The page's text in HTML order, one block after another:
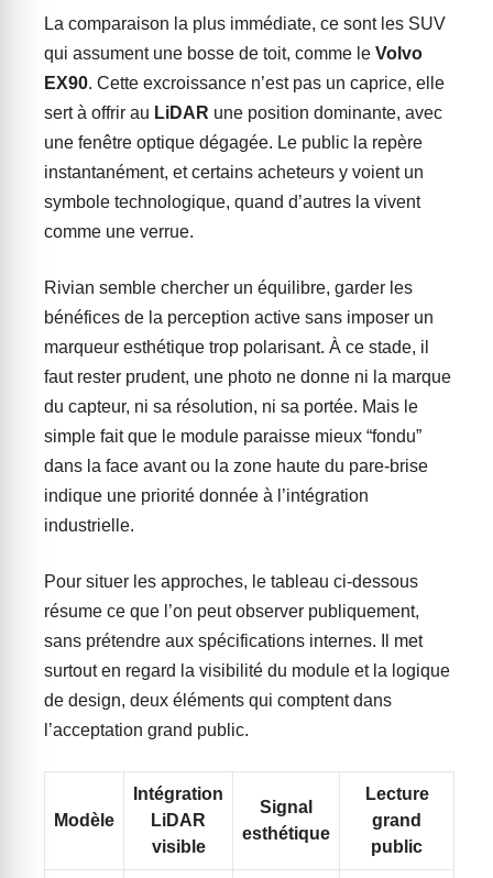
La comparaison la plus immédiate, ce sont les SUV
qui assument une bosse de toit, comme le Volvo
EX90. Cette excroissance n’est pas un caprice, elle
sert à offrir au LiDAR une position dominante, avec
une fenêtre optique dégagée. Le public la repère
instantanément, et certains acheteurs y voient un
symbole technologique, quand d’autres la vivent
comme une verrue.
Rivian semble chercher un équilibre, garder les
bénéfices de la perception active sans imposer un
marqueur esthétique trop polarisant. À ce stade, il
faut rester prudent, une photo ne donne ni la marque
du capteur, ni sa résolution, ni sa portée. Mais le
simple fait que le module paraisse mieux “fondu”
dans la face avant ou la zone haute du pare-brise
indique une priorité donnée à l’intégration
industrielle.
Pour situer les approches, le tableau ci-dessous
résume ce que l’on peut observer publiquement,
sans prétendre aux spécifications internes. Il met
surtout en regard la visibilité du module et la logique
de design, deux éléments qui comptent dans
l’acceptation grand public.
Modèle
Intégration
LiDAR
visible
Signal
esthétique
Lecture
grand
public